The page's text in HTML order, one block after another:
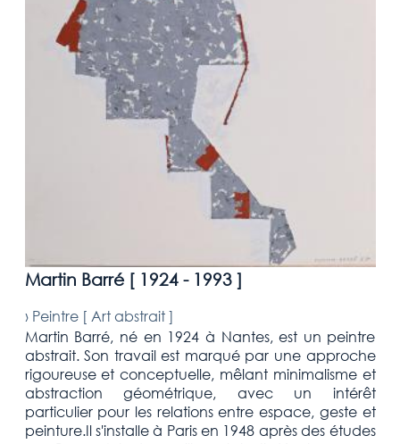
Martin Barré [ 1924 - 1993]
› Peintre [ Art abstrait]
Martin Barré, né en 1924 à Nantes, est un peintre
abstrait. Son travail est marqué par une approche
rigoureuse et conceptuelle, mêlant minimalisme et
abstraction géométrique, avec un intérêt
particulier pour les relations entre espace, geste et
peinture.Il s'installe à Paris en 1948 après des études